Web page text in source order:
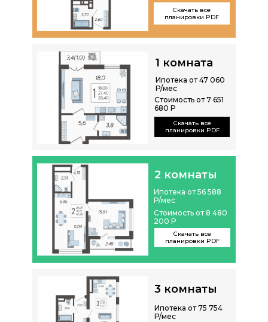
2 комнаты
Ипотека от 56 588
Р/мес
Стоимость от 8 480
200 Р
1 комната
Скачать все
планировки PDF
Ипотека от 47 060
Р/мес
Стоимость от 7 651
680 Р
3 комнаты
Скачать все
планировки PDF
Ипотека от 75 754
Р/мес
Скачать все
планировки PDF